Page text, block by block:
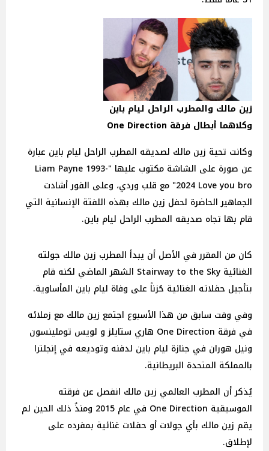
زين مالك والمطرب الراحل ليام باين
وكلاهما أبطال فرقة One Direction
وكانت تحية زين مالك لصديقه المطرب الراحل ليام باين عبارة
عن صورة على الشاشة مكتوب عليها "Liam Payne 1993-
2024 Love you bro" مع قلب وردي، وعلى الفور أشادت
الجماهير الحاضرة لحفل زين مالك بهذه اللفتة الإنسانية التي
قام بها تجاه صديقه المطرب الراحل ليام باين.
كان من المقرر في الأصل أن يبدأ المطرب زين مالك جولته
الغنائية Stairway to the Sky الشهر الماضي لكنه قام
بتأجيل حفلاته الغنائية حُزناً على وفاة ليام باين المأساوية.
وفي وقت سابق من هذا الأسبوع اجتمع زين مالك مع زملائه
في فرقة One Direction هاري ستايلز و لويس توملينسون
ونيل هوران في جنازة ليام باين لدفنه وتوديعه في إنجلترا
بالمملكة المتحدة البريطانية.
يُذكر أن المطرب العالمي زين مالك انفصل عن فرقته
الموسيقية One Direction في عام 2015 ومنذُ ذلك الحين لم
يقم زين مالك بأي جولات أو حفلات غنائية بمفرده على
لإطلاق.